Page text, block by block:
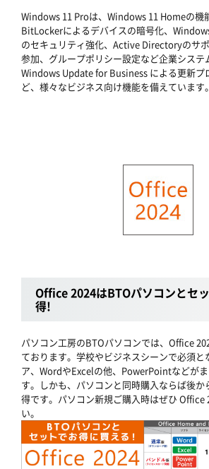
Windows 11 Proは、Windows 11 Homeの機
BitLockerによるデバイスの暗号化、
のセキュリティ強化、Active Directoryのサ
参加、グループポリシー設定など企業システ
Windows Update for Business による更新プ
ど、様々なビジネス向け機能を備えています。
Office 2024はBTOパソコンとセ
得!
パソコン工房のBTOパソコンでは、Office
ております。学校やビジネスシーンで必須と
ア、WordやExcelの他、PowerPointなどが
す。しかも、パソコンと同時購入ならば後か
得です。パソコン新規ご購入時はぜひ Office
い。